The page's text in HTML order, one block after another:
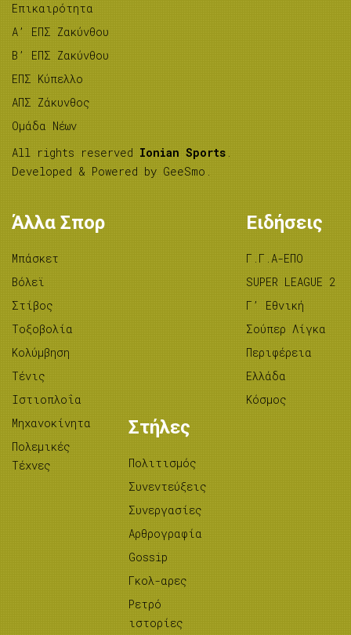
Επικαιρότητα
A’ ΕΠΣ Ζακύνθου
B’ ΕΠΣ Ζακύνθου
ΕΠΣ Κύπελλο
ΑΠΣ Ζάκυνθος
Ομάδα Νέων
All rights reserved Ionian Sports .
Developed & Powered by GeeSmo .
Άλλα Σπορ
Μπάσκετ
Βόλεϊ
Στίβος
Tοξοβολία
Κολύμβηση
Τένις
Ιστιοπλοΐα
Μηχανοκίνητα
Πολεμικές
Τέχνες
Ειδήσεις
Γ.Γ.Α-ΕΠΟ
SUPER LEAGUE 2
Γ’ Εθνική
Σούπερ Λίγκα
Περιφέρεια
Ελλάδα
Κόσμος
Στήλες
Πολιτισμός
Συνεντεύξεις
Συνεργασίες
Αρθρογραφία
Gossip
Γκολ-αρες
Ρετρό
ιστορίες